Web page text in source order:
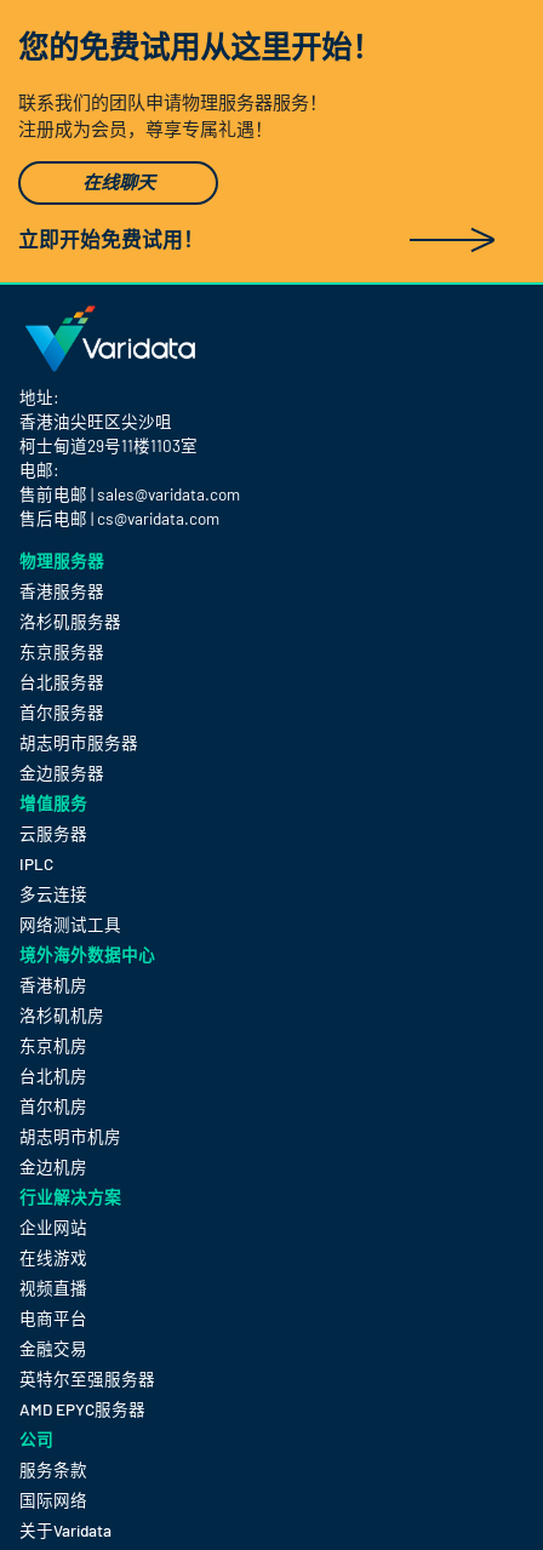
您的免费试用从这里开始！
联系我们的团队申请物理服务器服务！
注册成为会员，尊享专属礼遇！
在线聊天
立即开始免费试用！
地址:
香港油尖旺区尖沙咀
柯士甸道29号11楼1103室
电邮:
售前电邮 | sales@varidata.com
售后电邮 | cs@varidata.com
物理服务器
香港服务器
洛杉矶服务器
东京服务器
台北服务器
首尔服务器
胡志明市服务器
金边服务器
增值服务
云服务器
IPLC
多云连接
网络测试工具
境外海外数据中心
香港机房
洛杉矶机房
东京机房
台北机房
首尔机房
胡志明市机房
金边机房
行业解决方案
企业网站
在线游戏
视频直播
电商平台
金融交易
英特尔至强服务器
AMD EPYC服务器
公司
服务条款
国际网络
关于Varidata